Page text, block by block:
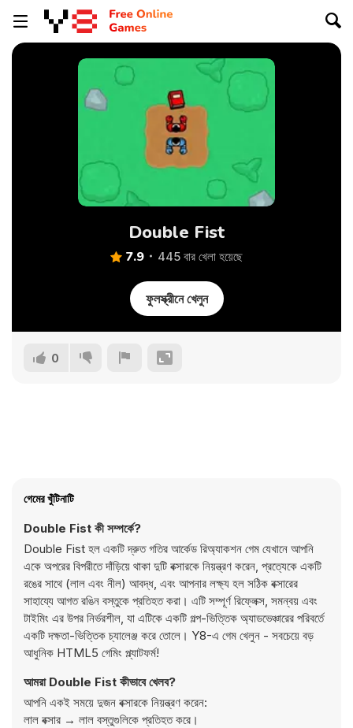
Double Fist
7.9 445 বার খেলা হয়েছে
ফুলস্ক্রীনে খেলুন
0
গেমের খুঁটিনাটি
Double Fist কী সম্পর্কে?
Double Fist হল একটি দ্রুত গতির আর্কেড রিঅ্যাকশন গেম যেখানে আপনি
একে অপরের বিপরীতে দাঁড়িয়ে থাকা দুটি বক্সারকে নিয়ন্ত্রণ করেন, প্রত্যেকে একটি
রঙের সাথে (লাল এবং নীল) আবদ্ধ, এবং আপনার লক্ষ্য হল সঠিক বক্সারের
সাহায্যে আগত রঙিন বস্তুকে প্রতিহত করা। এটি সম্পূর্ণ রিফ্লেক্স, সমন্বয় এবং
টাইমিং এর উপর নির্ভরশীল, যা এটিকে একটি গল্প-ভিত্তিক অ্যাডভেঞ্চারের পরিবর্তে
একটি দক্ষতা-ভিত্তিক চ্যালেঞ্জ করে তোলে। Y8-এ গেম খেলুন - সবচেয়ে বড়
আধুনিক HTML5 গেমিং প্ল্যাটফর্ম!
আমরা Double Fist কীভাবে খেলব?
আপনি একই সময়ে দুজন বক্সারকে নিয়ন্ত্রণ করেন:
লাল বক্সার → লাল বস্তুগুলিকে প্রতিহত করে।